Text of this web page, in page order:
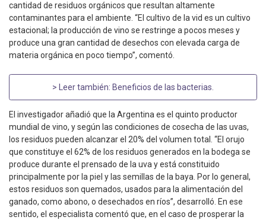
cantidad de residuos orgánicos que resultan altamente
contaminantes para el ambiente. “El cultivo de la vid es un cultivo
estacional; la producción de vino se restringe a pocos meses y
produce una gran cantidad de desechos con elevada carga de
materia orgánica en poco tiempo”, comentó.
> Leer también: Beneficios de las bacterias
El investigador añadió que la Argentina es el quinto productor
mundial de vino, y según las condiciones de cosecha de las uvas,
los residuos pueden alcanzar el 20% del volumen total. “El orujo
que constituye el 62% de los residuos generados en la bodega se
produce durante el prensado de la uva y está constituido
principalmente por la piel y las semillas de la baya. Por lo general,
estos residuos son quemados, usados para la alimentación del
ganado, como abono, o desechados en ríos”, desarrolló. En ese
sentido, el especialista comentó que, en el caso de prosperar la